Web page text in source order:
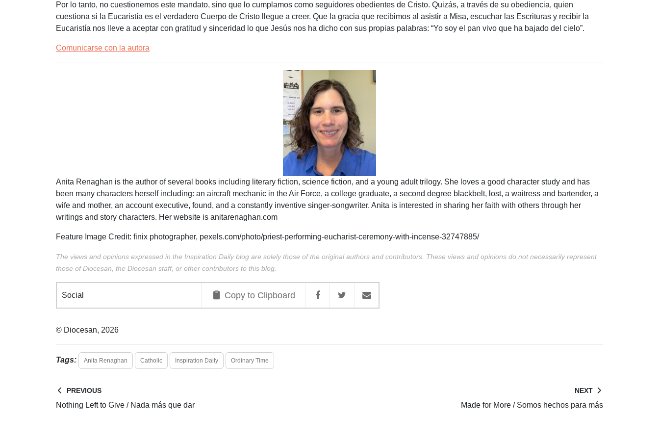
Por lo tanto, no cuestionemos este mandato, sino que lo cumplamos como seguidores obedientes de Cristo. Quizás, a través de su obediencia, quien
cuestiona si la Eucaristía es el verdadero Cuerpo de Cristo llegue a creer. Que la gracia que recibimos al asistir a Misa, escuchar las Escrituras y recibir la
Eucaristía nos lleve a aceptar con gratitud y sinceridad lo que Jesús nos ha dicho con sus propias palabras: “Yo soy el pan vivo que ha bajado del cielo”.
Comunicarse con la autora
Anita Renaghan is the author of several books including literary fiction, science fiction, and a young adult trilogy. She loves a good character study and has
been many characters herself including: an aircraft mechanic in the Air Force, a college graduate, a second degree blackbelt, lost, a waitress and bartender, a
wife and mother, an account executive, found, and a constantly inventive singer-songwriter. Anita is interested in sharing her faith with others through her
writings and story characters. Her website is anitarenaghan.com
Feature Image Credit: finix photographer, pexels.com/photo/priest-performing-eucharist-ceremony-with-incense-32747885/
The views and opinions expressed in the Inspiration Daily blog are solely those of the original authors and contributors. These views and opinions do not necessarily represent
those of Diocesan, the Diocesan staff, or other contributors to this blog.
Social Copy to Clipboard
© Diocesan, 2026
Tags: Anita Renaghan Catholic Inspiration Daily Ordinary Time
PREVIOUS
Nothing Left to Give / Nada más que dar
NEXT
Made for More / Somos hechos para más